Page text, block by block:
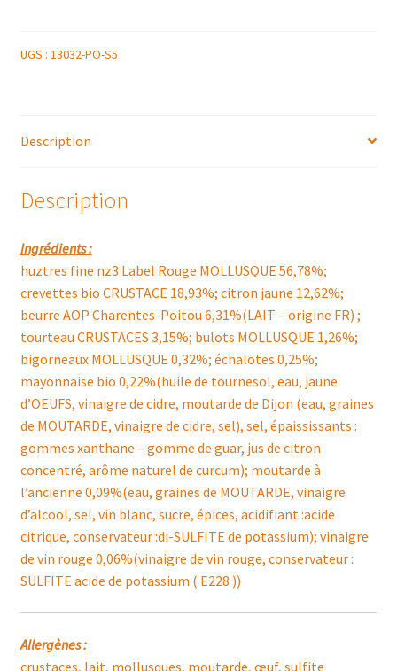
UGS : 13032-PO-S5
Description
Description
Ingrédients :
huztres fine nz3 Label Rouge MOLLUSQUE 56,78%;
crevettes bio CRUSTACE 18,93%; citron jaune 12,62%;
beurre AOP Charentes-Poitou 6,31%(LAIT – origine FR) ;
tourteau CRUSTACES 3,15%; bulots MOLLUSQUE 1,26%;
bigorneaux MOLLUSQUE 0,32%; échalotes 0,25%;
mayonnaise bio 0,22%(huile de tournesol, eau, jaune
d’OEUFS, vinaigre de cidre, moutarde de Dijon (eau, graines
de MOUTARDE, vinaigre de cidre, sel), sel, épaississants :
gommes xanthane – gomme de guar, jus de citron
concentré, arôme naturel de curcum); moutarde à
l’ancienne 0,09%(eau, graines de MOUTARDE, vinaigre
d’alcool, sel, vin blanc, sucre, épices, acidifiant :acide
citrique, conservateur :di-SULFITE de potassium); vinaigre
de vin rouge 0,06%(vinaigre de vin rouge, conservateur :
SULFITE acide de potassium ( E228 ))
Allergènes :
crustaces, lait, mollusques, moutarde, œuf, sulfite